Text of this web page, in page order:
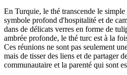
En Turquie, le thé transcende le simple
symbole profond d'hospitalité et de
dans de délicats verres en forme de
ambrée profonde, le thé turc est à la
Ces réunions ne sont pas seulement
mais de tisser des liens et de partager
communautaire et la parenté qui sont